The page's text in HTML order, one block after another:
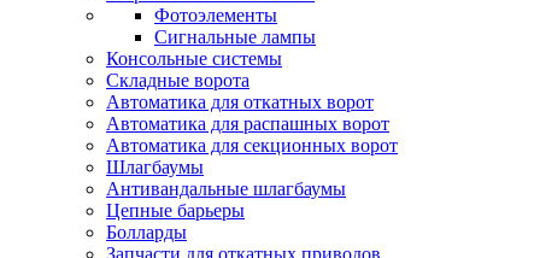
Фотоэлементы
Сигнальные лампы
Консольные системы
Складные ворота
Автоматика для откатных ворот
Автоматика для распашных ворот
Автоматика для секционных ворот
Шлагбаумы
Антивандальные шлагбаумы
Цепные барьеры
Болларды
Запчасти для откатных приводов